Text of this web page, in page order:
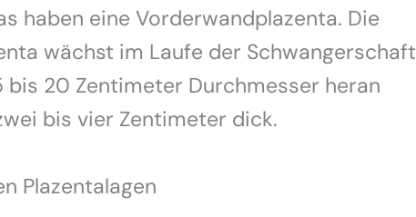
haben eine Vorderwandplazenta. Die
wächst im Laufe der Schwangerschaft
bis 20 Zentimeter Durchmesser heran
bis vier Zentimeter dick.
Plazentalagen